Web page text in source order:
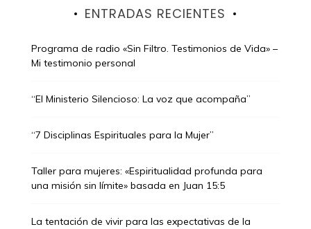
ENTRADAS RECIENTES
Programa de radio «Sin Filtro. Testimonios de Vida» –
Mi testimonio personal
“El Ministerio Silencioso: La voz que acompaña”
“7 Disciplinas Espirituales para la Mujer”
Taller para mujeres: «Espiritualidad profunda para
una misión sin límite» basada en Juan 15:5
La tentación de vivir para las expectativas de la